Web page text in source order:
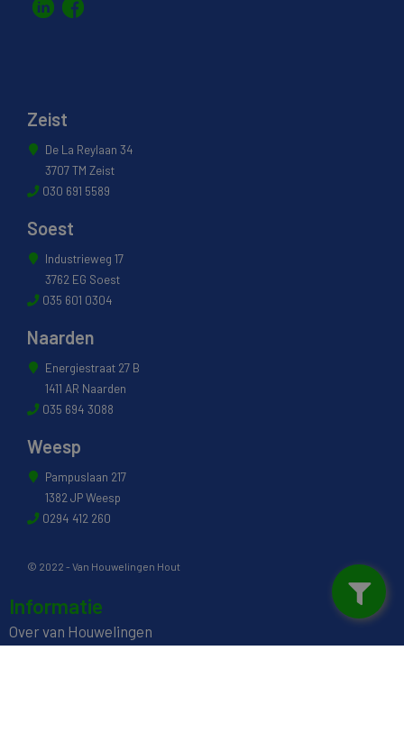
Zeist
De La Reylaan 34
3707 TM Zeist
030 691 5589
Soest
Industrieweg 17
3762 EG Soest
035 601 0304
Naarden
Energiestraat 27 B
1411 AR Naarden
035 694 3088
Weesp
Pampuslaan 217
1382 JP Weesp
0294 412 260
© 2022 - Van Houwelingen Hout
Informatie
Over van Houwelingen